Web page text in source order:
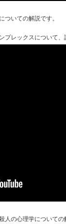
いての解説です。
プレックスについて、
の心理学についての